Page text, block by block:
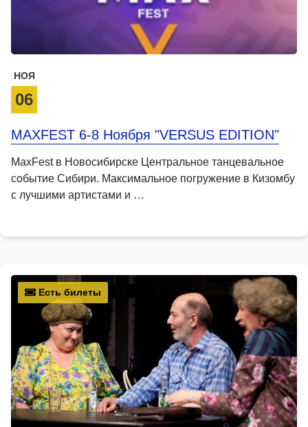
НОЯ
06
MAXFEST 6-8 Ноября "VERSUS EDITION"
MaxFest в Новосибирске Центральное танцевальное
событие Сибири. Максимальное погружение в Кизомбу
с лучшими артистами и …
Есть билеты